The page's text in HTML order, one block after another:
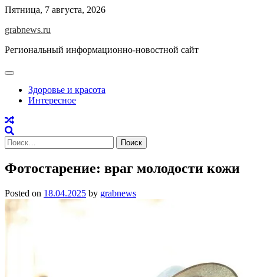
Skip
content
Пятница, 7 августа, 2026
grabnews.ru
Региональный информационно-новостной сайт
Здоровье и красота
Интересное
Найти:
Фотостарение: враг молодости кожи
Posted on 18.04.2025 by grabnews